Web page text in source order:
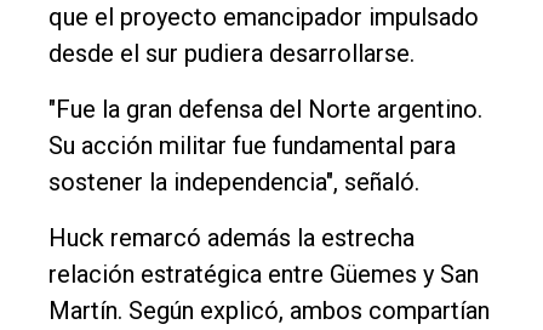
que el proyecto emancipador impulsado
desde el sur pudiera desarrollarse.
"Fue la gran defensa del Norte argentino.
Su acción militar fue fundamental para
sostener la independencia", señaló.
Huck remarcó además la estrecha
relación estratégica entre Güemes y San
Martín. Según explicó, ambos compartían